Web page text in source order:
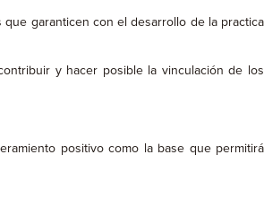
garanticen con el desarrollo de la practica
y hacer posible la vinculación de los
positivo como la base que permitirá